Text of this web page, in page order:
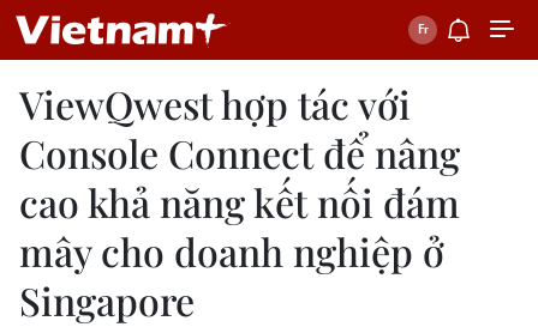
ViewQwest hợp tác với
Console Connect để nâng
cao khả năng kết nối đám
mây cho doanh nghiệp ở
Singapore